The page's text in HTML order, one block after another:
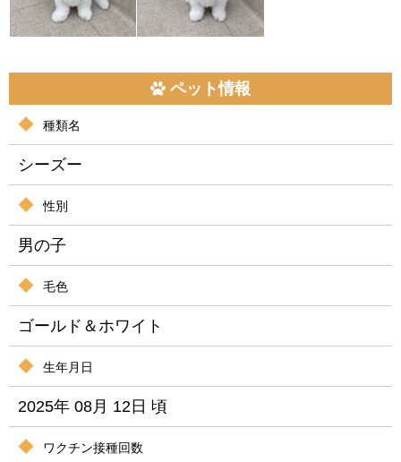
ペット情報
種類名
シーズー
性別
男の子
毛色
ゴールド＆ホワイト
生年月日
2025年 08月 12日 頃
ワクチン接種回数